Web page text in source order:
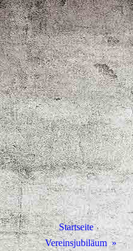
Startseite
Vereinsjubiläum